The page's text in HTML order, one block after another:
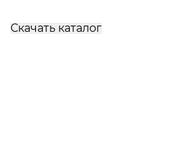
Скачать каталог